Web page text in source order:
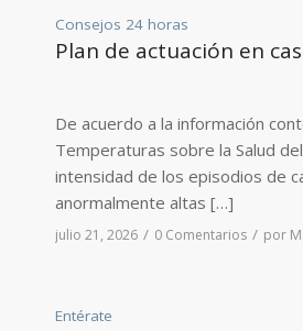
Consejos 24 horas
Plan de actuación en
De acuerdo a la información
Temperaturas sobre la Salud
intensidad de los episodios de
anormalmente altas […]
julio 21, 2026 / 0 Comentarios / por
Entérate